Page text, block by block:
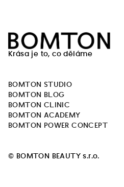
Krása je to, co děláme
BOMTON STUDIO
BOMTON BLOG
BOMTON CLINIC
BOMTON ACADEMY
BOMTON POWER CONCEPT
© BOMTON BEAUTY s.r.o.